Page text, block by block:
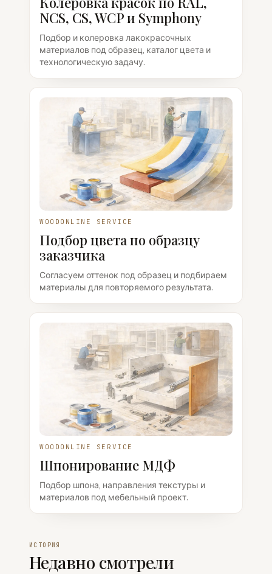
NCS, CS, WCP и Symphony
Подбор и колеровка лакокрасочных
материалов под образец, каталог цвета и
технологическую задачу.
WOODONLINE SERVICE
Подбор цвета по образцу
заказчика
Согласуем оттенок под образец и подбираем
материалы для повторяемого результата.
WOODONLINE SERVICE
Шпонирование МДФ
Подбор шпона, направления текстуры и
материалов под мебельный проект.
ИСТОРИЯ
Недавно смотрели